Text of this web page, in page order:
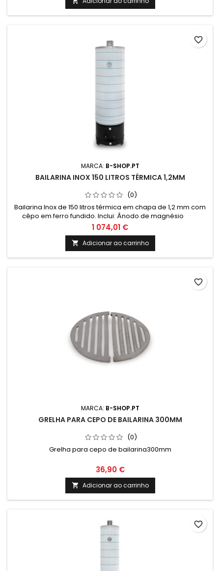
MARCA: B-SHOP.PT
BAILARINA INOX 150 LITROS TÉRMICA 1,2MM
(0)
Bailarina Inox de 150 litros térmica em chapa de 1,2 mm com
cêpo em ferro fundido. Inclui: Ânodo de magnésio
Valvula de segurança 6 Bar Termómetro e cordão
refratário Medidas: Altura: 1400mm Altura total com cepo:
1770mm Diametro: 520mm
1 074,01 €
 Adicionar ao carrinho
favorite_border
MARCA: B-SHOP.PT
GRELHA PARA CEPO DE BAILARINA 300MM
(0)
Grelha para cepo de bailarina300mm
36,90 €
 Adicionar ao carrinho
favorite_border
favorite_border